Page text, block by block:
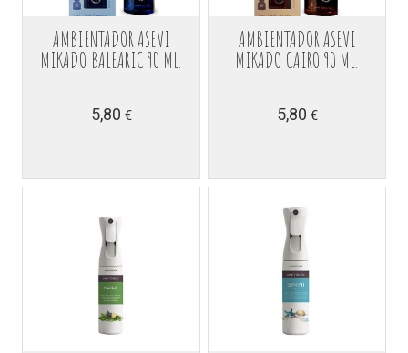
AMBIENTADOR ASEVI
MIKADO BALEARIC 90 ML.
5,80 €
AMBIENTADOR ASEVI
MIKADO CAIRO 90 ML.
5,80 €